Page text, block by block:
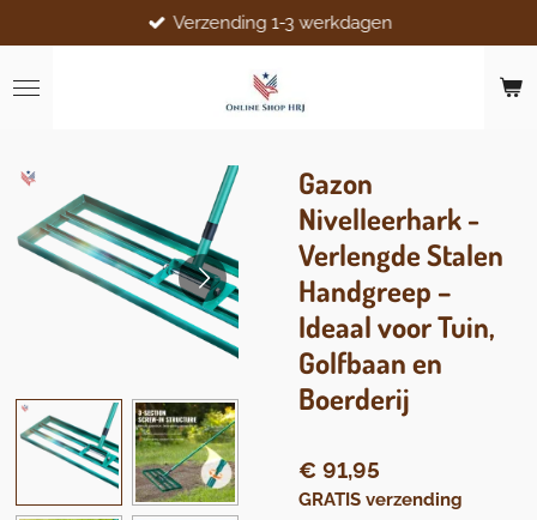
direct
naar
de
Verzending 1-3 werkdagen
Gazon
Nivelleerhark -
Verlengde Stalen
Handgreep –
Ideaal voor Tuin,
Golfbaan en
Boerderij
€ 91,95
GRATIS verzending